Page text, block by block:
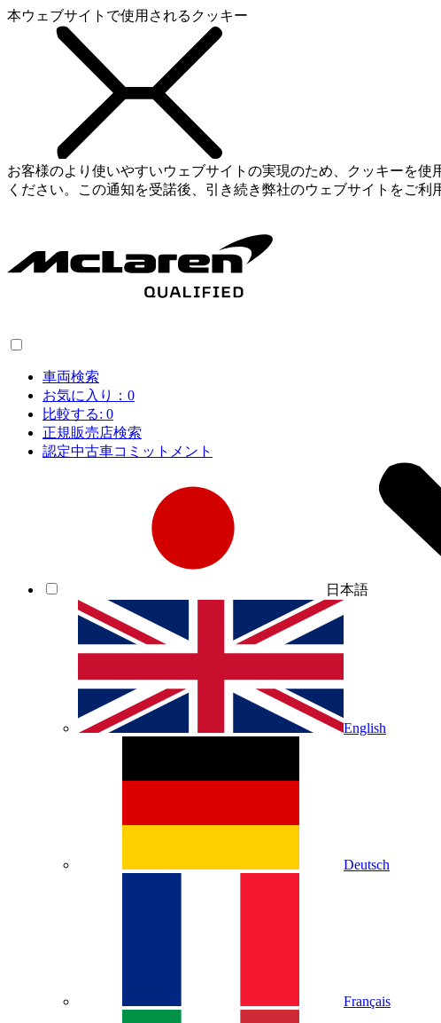
本ウェブサイトで使用されるクッキー
お客様のより使いやすいウェブサイトの実現のため、クッキーを
ください。この通知を受諾後、引き続き弊社のウェブサイトをご
車両検索
お気に入り： 0
比較する: 0
正規販売店検索
認定中古車コミットメント
日本語
English
Deutsch
Français